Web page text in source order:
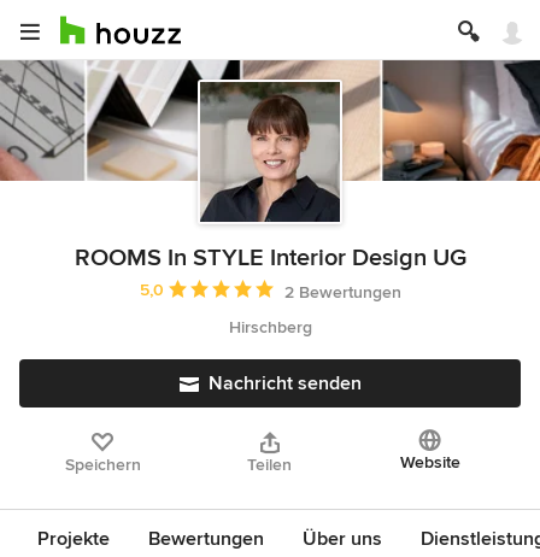
ROOMS In STYLE Interior Design UG
Durchschnittliche Bewertung: 5 von 5 Sternen
5,0
2 Bewertungen
Hirschberg
Nachricht senden
Speichern Teilen Website
Projekte Bewertungen Über uns